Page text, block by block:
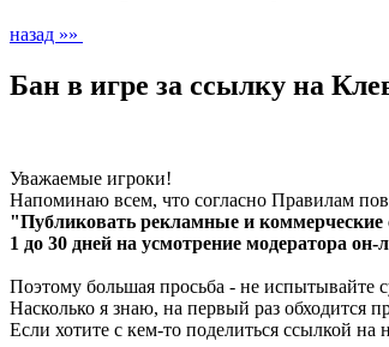
назад »»
Бан в игре за ссылку на
Уважаемые игроки!
Напоминаю всем, что согласно Правилам
"Публиковать рекламные и коммерческие
1 до 30 дней на усмотрение модератора он-
Поэтому большая просьба - не испытывайте
Насколько я знаю, на первый раз обходится
Если хотите с кем-то поделиться ссылкой на